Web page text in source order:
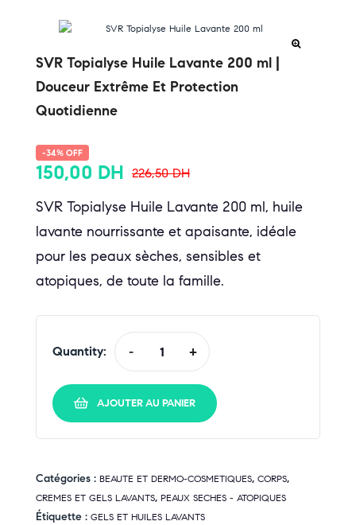
SVR Topialyse Huile Lavante 200 ml |
Douceur Extrême Et Protection
Quotidienne
-34% OFF
226,50DH
150,00 DH
SVR Topialyse Huile Lavante 200 ml, huile
lavante nourrissante et apaisante, idéale
pour les peaux sèches, sensibles et
atopiques, de toute la famille.
Quantity: - +
AJOUTER AU PANIER
Catégories : BEAUTE ET DERMO-COSMETIQUES, CORPS,
CREMES ET GELS LAVANTS, PEAUX SECHES - ATOPIQUES
Étiquette : GELS ET HUILES LAVANTS